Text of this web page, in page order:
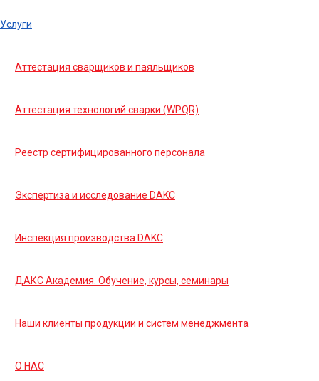
Услуги
Аттестация сварщиков и паяльщиков
Аттестация технологий сварки (WPQR)
Реестр сертифицированного персонала
Экспертиза и исследование DAKC
Инспекция производства DAKC
ДАКС Академия. Обучение, курсы, семинары
Наши клиенты продукции и систем менеджмента
О НАС